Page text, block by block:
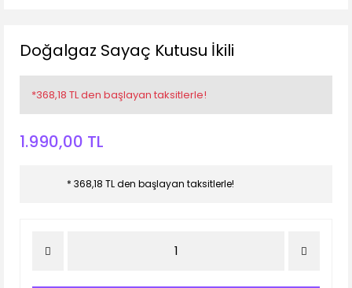
Doğalgaz Sayaç Kutusu İkili
*368,18 TL den başlayan taksitlerle!
1.990,00 TL
* 368,18 TL den başlayan taksitlerle!